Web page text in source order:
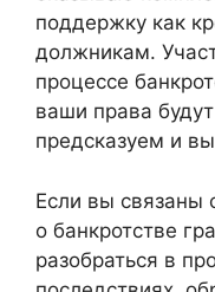
поддержку как
должникам.
процессе
ваши права
предсказуем и
Если вы
о банкротстве
разобраться в